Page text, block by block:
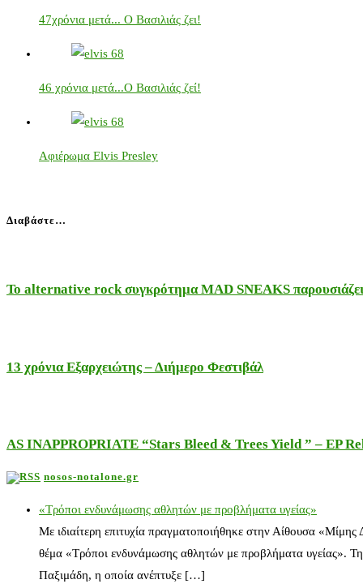
47χρόνια μετά... Ο Βασιλιάς ζει!
46 χρόνια μετά...Ο Βασιλιάς ζεί!
Αφιέρωμα Elvis Presley
Διαβάστε…
Το alternative rock συγκρότημα MAD SNEAKS
13 χρόνια Εξαρχειώτης – Διήμερο Φεστιβάλ
AS INAPPROPRIATE “Stars Bleed & Trees Yield ” – EP
nosos-notalone.gr
«Τρόποι ενδυνάμωσης αθλητών με προβλήματα υγείας»
Με ιδιαίτερη επιτυχία πραγματοποιήθηκε στην Αίθουσα
θέμα «Τρόποι ενδυνάμωσης αθλητών με προβλήματα υγείας».
Παξιμάδη, η οποία ανέπτυξε […]